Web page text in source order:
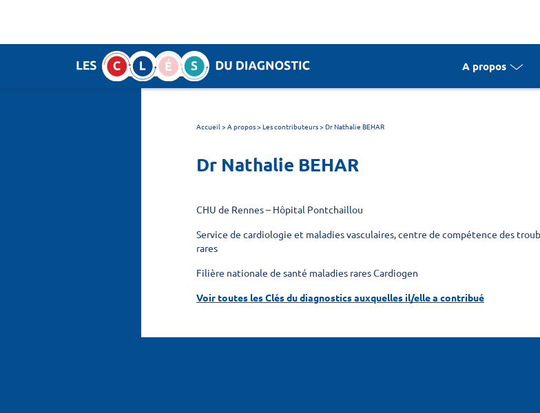
A propos
Accueil>A propos > Les contributeurs>Dr Nathalie BEHAR
Dr Nathalie BEHAR
CHU de Rennes – Hôpital Pontchaillou
Service de cardiologie et maladies vasculaires, centre de compétence des
rares
Filière nationale de santé maladies rares Cardiogen
Voir toutes les Clés du diagnostics auxquelles il/elle a contribué